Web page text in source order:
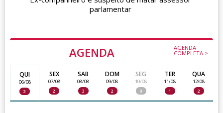
parlamentar
AGENDA AGENDA
COMPLETA >
QUI
06/08
2
SEX
07/08
2
SAB
08/08
3
DOM
09/08
2
SEG
10/08
0
TER
11/08
1
QUA
12/08
2